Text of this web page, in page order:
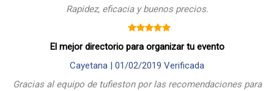
Rapidez, eficacia y buenos precios.
El mejor directorio para organizar tu evento
Cayetana | 01/02/2019 Verificada
Gracias al equipo de tufieston por las recomendaciones para